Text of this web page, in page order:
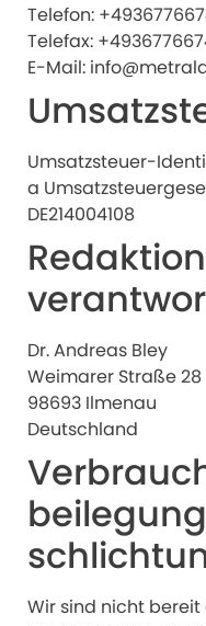
Telefon:
Telefax:
E-Mail:
Umsatzsteuer-
a
DE214004108
Dr. Andreas Bley
Weimarer Straße 28
98693 Ilmenau
Deutschland
Wir sind nicht